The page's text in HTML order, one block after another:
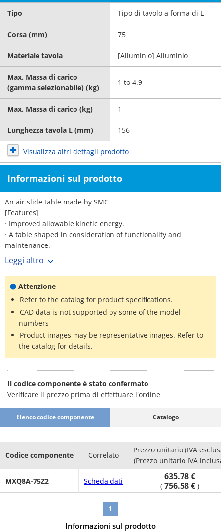
Tipo Tipo di tavolo a forma di L
Corsa (mm) 75
Materiale tavola [Alluminio] Alluminio
Max. Massa di carico
(gamma selezionabile) (kg)
1 to 4.9
Max. Massa di carico (kg) 1
Lunghezza tavola L (mm) 156
Visualizza altri dettagli prodotto
Informazioni sul prodotto
An air slide table made by SMC
[Features]
· Improved allowable kinetic energy.
· A table shaped in consideration of functionality and
maintenance.
· Mounting is the same as the conventional product, the MXQ
series.
· A wide range of stroke adjusters (option).
· "Overall length shortened type" table available.
· Overall height is reduced by 10% compared to the
conventional product.
· 22% weight reduction.
· Piping / auto switch mounting grooves provided on both sides.
Leggi altro
Attenzione
Refer to the catalog for product specifications.
CAD data is not supported by some of the model
numbers
Product images may be representative images. Refer to
the catalog for details.
Il codice componente è stato confermato
Verificare il prezzo prima di effettuare l'ordine
Elenco codice componente Catalogo
Codice componente Correlato
Prezzo unitario (IVA
(Prezzo unitario IVA
MXQ8A-75Z2 Scheda dati 635.78 €
( 756.58 € )
1
Informazioni sul prodotto